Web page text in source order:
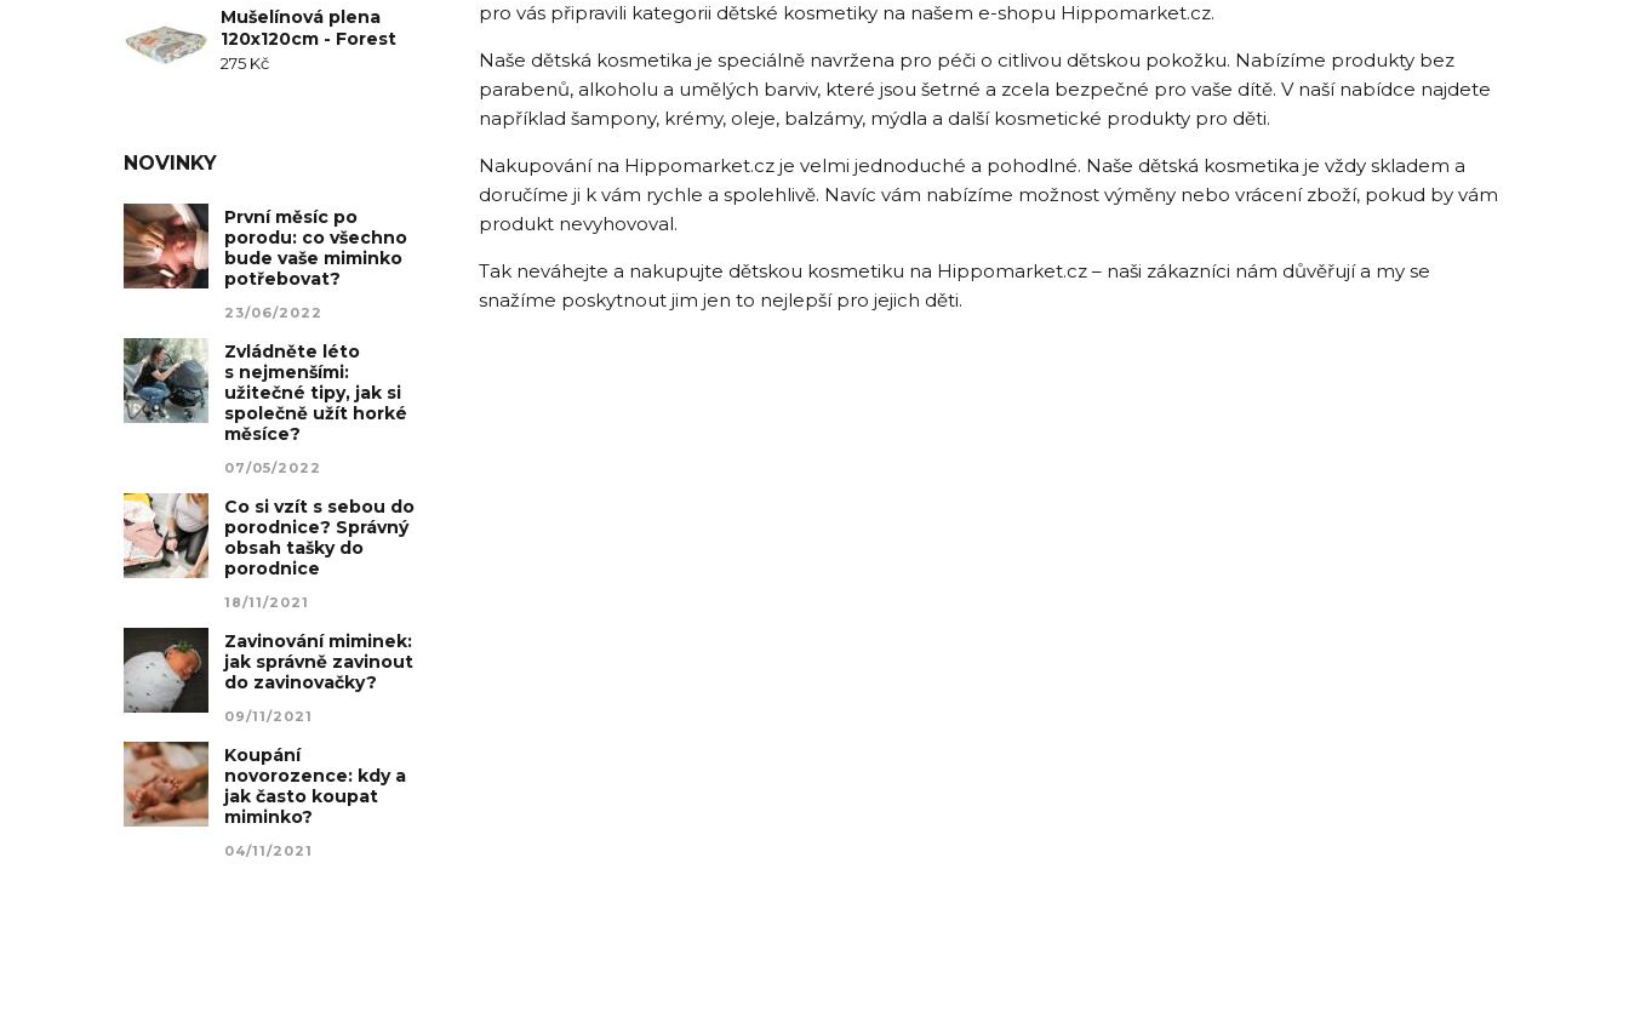
Mušelínová plena
120x120cm - Forest
275 Kč
NOVINKY
První měsíc po
porodu: co všechno
bude vaše miminko
potřebovat?
23/06/2022
Zvládněte léto
s nejmenšími:
užitečné tipy, jak si
společně užít horké
měsíce?
07/05/2022
Co si vzít s sebou do
porodnice? Správný
obsah tašky do
porodnice
18/11/2021
Zavinování miminek:
jak správně zavinout
do zavinovačky?
09/11/2021
Koupání
novorozence: kdy a
jak často koupat
miminko?
04/11/2021
pro vás připravili kategorii dětské kosmetiky na našem e-shopu Hippomarket.cz.
Naše dětská kosmetika je speciálně navržena pro péči o citlivou dětskou pokožku. Nabízíme produkty bez
parabenů, alkoholu a umělých barviv, které jsou šetrné a zcela bezpečné pro vaše dítě. V naší nabídce najdete
například šampony, krémy, oleje, balzámy, mýdla a další kosmetické produkty pro děti.
Nakupování na Hippomarket.cz je velmi jednoduché a pohodlné. Naše dětská kosmetika je vždy skladem a
doručíme ji k vám rychle a spolehlivě. Navíc vám nabízíme možnost výměny nebo vrácení zboží, pokud by vám
produkt nevyhovoval.
Tak neváhejte a nakupujte dětskou kosmetiku na Hippomarket.cz – naši zákazníci nám důvěřují a my se
snažíme poskytnout jim jen to nejlepší pro jejich děti.